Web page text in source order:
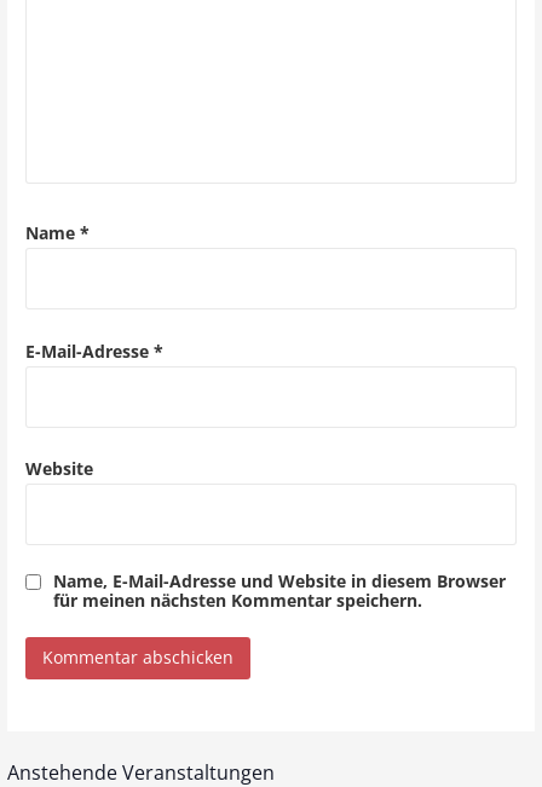
Name *
E-Mail-Adresse *
Website
Name, E-Mail-Adresse und Website in diesem Browser
für meinen nächsten Kommentar speichern.
Anstehende Veranstaltungen